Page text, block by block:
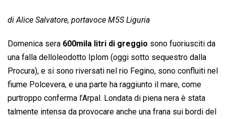
c
b
o
o
k
a
s
A
p
p
n
e
d
I
n
r
a
d
s
a
l
p
L
i
n
k
i
t
di Alice Salvatore, portavoce M5S Liguria
Domenica sera 600mila litri di greggio sono fuoriusciti da
una falla delloleodotto Iplom (oggi sotto sequestro dalla
Procura), e si sono riversati nel rio Fegino, sono confluiti nel
fiume Polcevera, e una parte ha raggiunto il mare, come
purtroppo conferma l’Arpal. Londata di piena nera è stata
talmente intensa da provocare anche una frana sui bordi del